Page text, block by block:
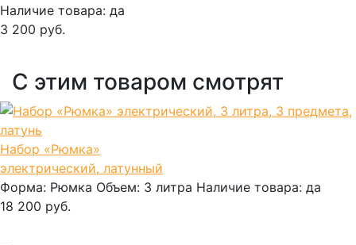
Наличие товара: да
3 200 руб.
С этим товаром смотрят
Набор «Рюмка»
электрический, латунный
Форма: Рюмка Объем: 3 литра Наличие товара: да
18 200 руб.